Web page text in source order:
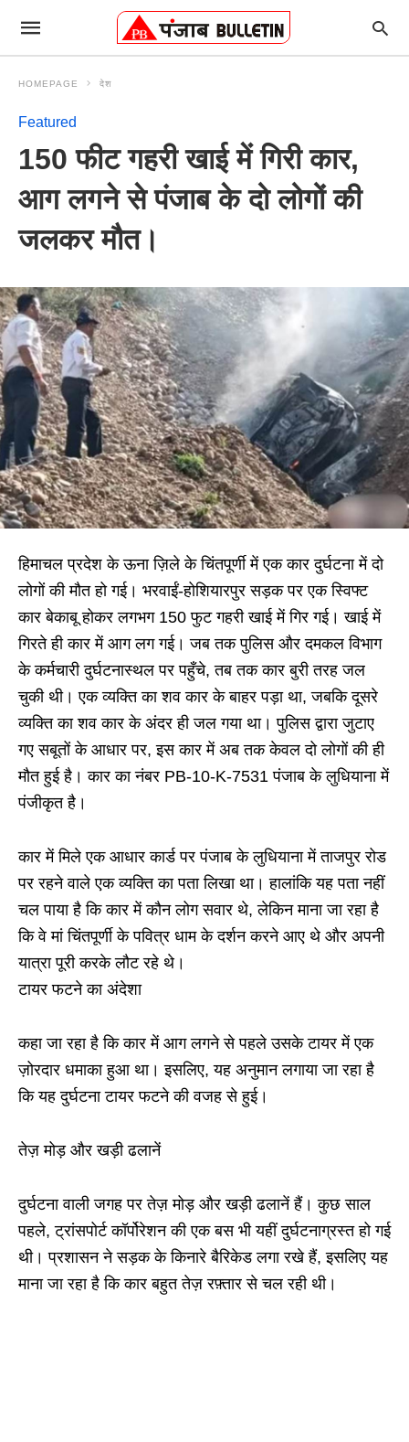
HOMEPAGE देश
Featured
150 फीट गहरी खाई में गिरी कार,
आग लगने से पंजाब के दो लोगों की
जलकर मौत।
हिमाचल प्रदेश के ऊना ज़िले के चिंतपूर्णी में एक कार दुर्घटना में दो
लोगों की मौत हो गई। भरवाईं-होशियारपुर सड़क पर एक स्विफ्ट
कार बेकाबू होकर लगभग 150 फुट गहरी खाई में गिर गई। खाई में
गिरते ही कार में आग लग गई। जब तक पुलिस और दमकल विभाग
के कर्मचारी दुर्घटनास्थल पर पहुँचे, तब तक कार बुरी तरह जल
चुकी थी। एक व्यक्ति का शव कार के बाहर पड़ा था, जबकि दूसरे
व्यक्ति का शव कार के अंदर ही जल गया था। पुलिस द्वारा जुटाए
गए सबूतों के आधार पर, इस कार में अब तक केवल दो लोगों की ही
मौत हुई है। कार का नंबर PB-10-K-7531 पंजाब के लुधियाना में
पंजीकृत है।
कार में मिले एक आधार कार्ड पर पंजाब के लुधियाना में ताजपुर रोड
पर रहने वाले एक व्यक्ति का पता लिखा था। हालांकि यह पता नहीं
चल पाया है कि कार में कौन लोग सवार थे, लेकिन माना जा रहा है
कि वे मां चिंतपूर्णी के पवित्र धाम के दर्शन करने आए थे और अपनी
यात्रा पूरी करके लौट रहे थे।
टायर फटने का अंदेशा
कहा जा रहा है कि कार में आग लगने से पहले उसके टायर में एक
ज़ोरदार धमाका हुआ था। इसलिए, यह अनुमान लगाया जा रहा है
कि यह दुर्घटना टायर फटने की वजह से हुई।
तेज़ मोड़ और खड़ी ढलानें
दुर्घटना वाली जगह पर तेज़ मोड़ और खड़ी ढलानें हैं। कुछ साल
पहले, ट्रांसपोर्ट कॉर्पोरेशन की एक बस भी यहीं दुर्घटनाग्रस्त हो गई
थी। प्रशासन ने सड़क के किनारे बैरिकेड लगा रखे हैं, इसलिए यह
माना जा रहा है कि कार बहुत तेज़ रफ़्तार से चल रही थी।